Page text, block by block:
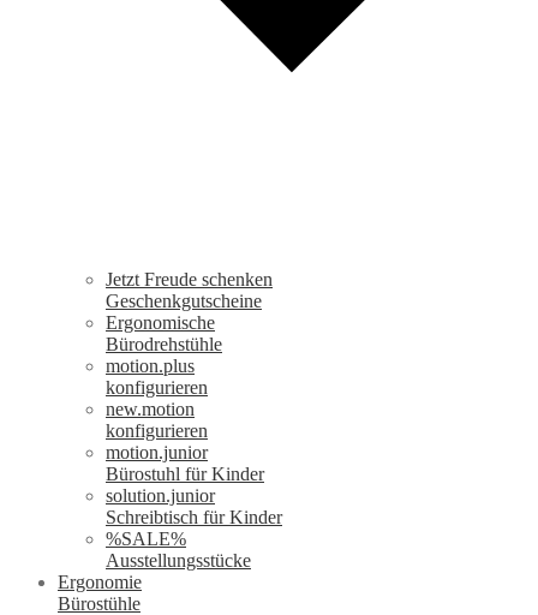
Jetzt Freude schenken
Geschenkgutscheine
Ergonomische
Bürodrehstühle
motion.plus
konfigurieren
new.motion
konfigurieren
motion.junior
Bürostuhl für Kinder
solution.junior
Schreibtisch für Kinder
%SALE%
Ausstellungsstücke
Ergonomie
Bürostühle